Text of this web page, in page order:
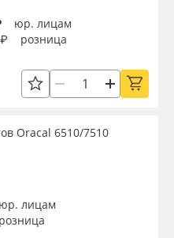
юр. лицам
розница
Oracal 6510/7510
юр. лицам
розница